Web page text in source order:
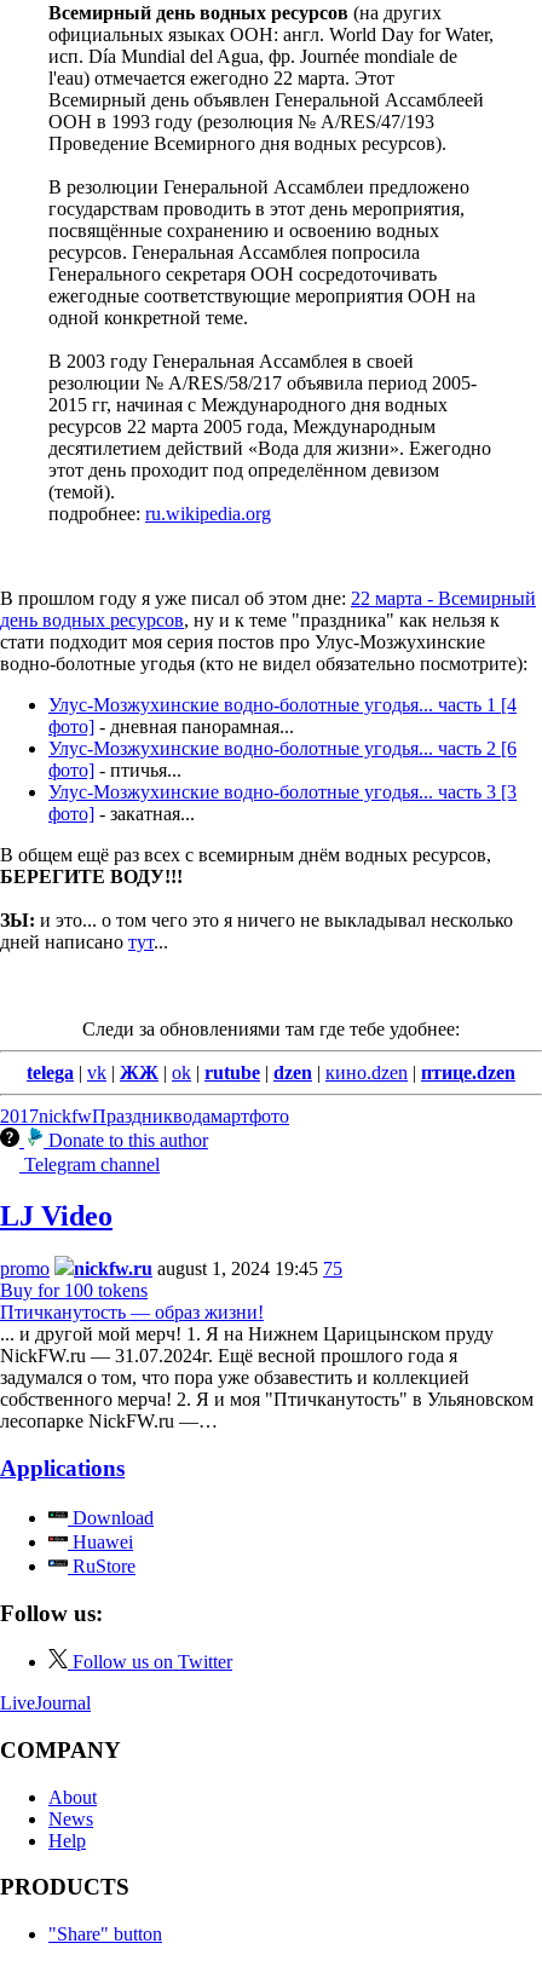
Всемирный день водных ресурсов (на других
официальных языках ООН: англ. World Day for Water,
исп. Día Mundial del Agua, фр. Journée mondiale de
l'eau) отмечается ежегодно 22 марта. Этот
Всемирный день объявлен Генеральной Ассамблеей
ООН в 1993 году (резолюция № A/RES/47/193
Проведение Всемирного дня водных ресурсов).
В резолюции Генеральной Ассамблеи предложено
государствам проводить в этот день мероприятия,
посвящённые сохранению и освоению водных
ресурсов. Генеральная Ассамблея попросила
Генерального секретаря ООН сосредоточивать
ежегодные соответствующие мероприятия ООН на
одной конкретной теме.
В 2003 году Генеральная Ассамблея в своей
резолюции № A/RES/58/217 объявила период 2005-
2015 гг, начиная с Международного дня водных
ресурсов 22 марта 2005 года, Международным
десятилетием действий «Вода для жизни». Ежегодно
этот день проходит под определённом девизом
(темой).
подробнее: ru.wikipedia.org
В прошлом году я уже писал об этом дне: 22 марта - Всемирный
день водных ресурсов, ну и к теме "праздника" как нельзя к
стати подходит моя серия постов про Улус-Мозжухинские
водно-болотные угодья (кто не видел обязательно посмотрите):
Улус-Мозжухинские водно-болотные угодья... часть 1 [4
фото] - дневная панорамная...
Улус-Мозжухинские водно-болотные угодья... часть 2 [6
фото] - птичья...
Улус-Мозжухинские водно-болотные угодья... часть 3 [3
фото] - закатная...
В общем ещё раз всех с всемирным днём водных ресурсов,
БЕРЕГИТЕ ВОДУ!!!
ЗЫ: и это... о том чего это я ничего не выкладывал несколько
дней написано тут...
Следи за обновлениями там где тебе удобнее:
telega | vk | ЖЖ | ok | rutube | dzen | кино.dzen | птице.dzen
2017nickfwПраздникводамартфото
Donate to this author
Telegram channel
LJ Video
promo nickfw.ru august 1, 2024 19:45 75
Buy for 100 tokens
Птичканутость — образ жизни!
... и другой мой мерч! 1. Я на Нижнем Царицынском пруду
NickFW.ru — 31.07.2024г. Ещё весной прошлого года я
задумался о том, что пора уже обзавестить и коллекцией
собственного мерча! 2. Я и моя "Птичканутость" в Ульяновском
лесопарке NickFW.ru —…
Applications
Download
Huawei
RuStore
Follow us:
Follow us on Twitter
LiveJournal
COMPANY
About
News
Help
PRODUCTS
"Share" button